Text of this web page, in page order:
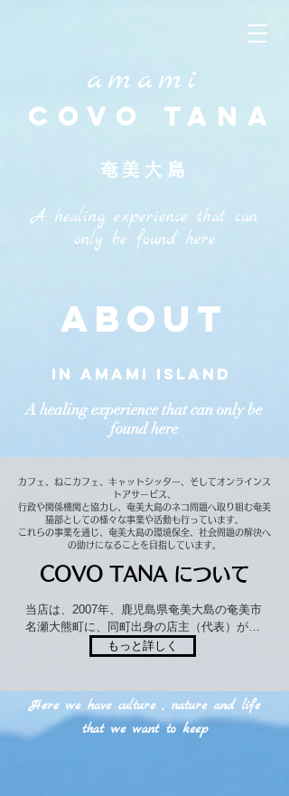
covo tana
A healing experience that can
only be found here
奄美大島
amami
ABOUT
in amami island
A healing experience that can only be
found here
カフェ、ねこカフェ、キャットシッター、そしてオンラインス
トアサービス、
行政や関係機関と協力し、奄美大島のネコ問題へ取り組む奄美
猫部としての様々な事業や活動も行っています。
これらの事業を通じ、奄美大島の環境保全、社会問題の解決へ
の助けになることを目指しています。
COVO TANA について
当店は、2007年、鹿児島県奄美大島の奄美市
名瀬大熊町に、同町出身の店主（代表）がオ
ープンしました。大熊（だいくま）町は、目
の前にはカツオやマグロ漁で栄える港が広が
見守ってくれています。そしてその港に沈む
夕日もまた、時に厳しく時に優しく煌々と照
らし続けてくれています。
もっと詳しく
Here we have culture , nature and life
that we want to keep